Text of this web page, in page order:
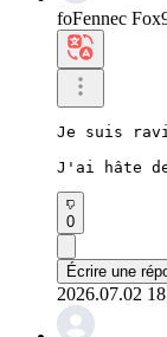
foFennec
Je suis
J'ai hâte
0
Écrire une
2026.07.02